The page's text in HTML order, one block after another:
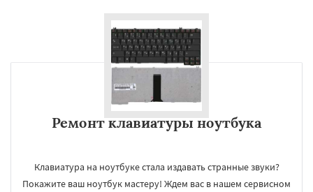
Ремонт клавиатуры ноутбука
Клавиатура на ноутбуке стала издавать странные звуки?
Покажите ваш ноутбук мастеру! Ждем вас в нашем сервисном